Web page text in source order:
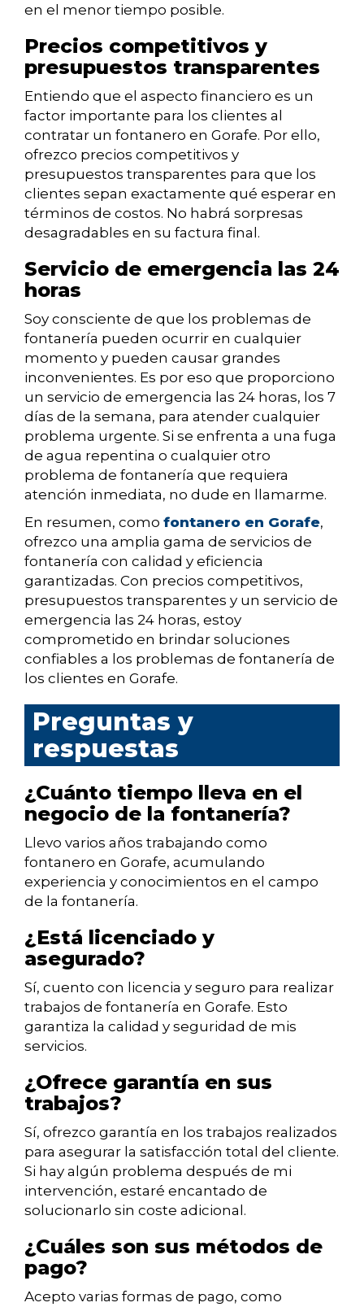
en el menor tiempo posible.
Precios competitivos y
presupuestos transparentes
Entiendo que el aspecto financiero es un
factor importante para los clientes al
contratar un fontanero en Gorafe. Por ello,
ofrezco precios competitivos y
presupuestos transparentes para que los
clientes sepan exactamente qué esperar en
términos de costos. No habrá sorpresas
desagradables en su factura final.
Servicio de emergencia las 24
horas
Soy consciente de que los problemas de
fontanería pueden ocurrir en cualquier
momento y pueden causar grandes
inconvenientes. Es por eso que proporciono
un servicio de emergencia las 24 horas, los 7
días de la semana, para atender cualquier
problema urgente. Si se enfrenta a una fuga
de agua repentina o cualquier otro
problema de fontanería que requiera
atención inmediata, no dude en llamarme.
En resumen, como fontanero en Gorafe,
ofrezco una amplia gama de servicios de
fontanería con calidad y eficiencia
garantizadas. Con precios competitivos,
presupuestos transparentes y un servicio de
emergencia las 24 horas, estoy
comprometido en brindar soluciones
confiables a los problemas de fontanería de
los clientes en Gorafe.
Preguntas y
respuestas
¿Cuánto tiempo lleva en el
negocio de la fontanería?
Llevo varios años trabajando como
fontanero en Gorafe, acumulando
experiencia y conocimientos en el campo
de la fontanería.
¿Está licenciado y
asegurado?
Sí, cuento con licencia y seguro para realizar
trabajos de fontanería en Gorafe. Esto
garantiza la calidad y seguridad de mis
servicios.
¿Ofrece garantía en sus
trabajos?
Sí, ofrezco garantía en los trabajos realizados
para asegurar la satisfacción total del cliente.
Si hay algún problema después de mi
intervención, estaré encantado de
solucionarlo sin coste adicional.
¿Cuáles son sus métodos de
pago?
Acepto varias formas de pago, como